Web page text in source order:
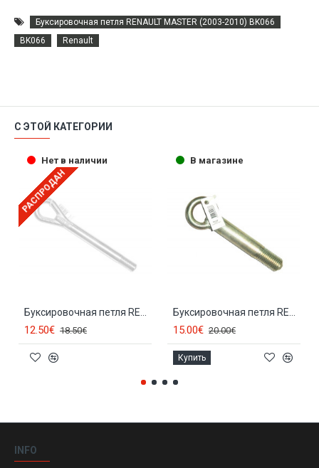
Буксировочная петля RENAULT MASTER (2003-2010) BK066
BK066
Renault
С ЭТОЙ КАТЕГОРИИ
Нет в наличии
РАСПРОДАН
Буксировочная петля RENAULT LAGUNA (2001-2007) BK003
12.50€ 18.50€
В магазине
Буксировочная петля RENAULT MASTER (1998-2003) BK066
15.00€ 20.00€
Купить
INFO